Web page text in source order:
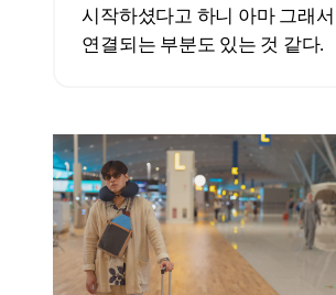
가지고 대작까지 나아갈 수 있는 그런
흐름이 필요하고, 그런 측면에서 남대중
이미 거쳐서 한 번 크게 성공하셨던
분들이 다 실패했다는 거다. 그러니까 그
단계를 다시 밟아줄 감독들이 필요한
것은 맞다.